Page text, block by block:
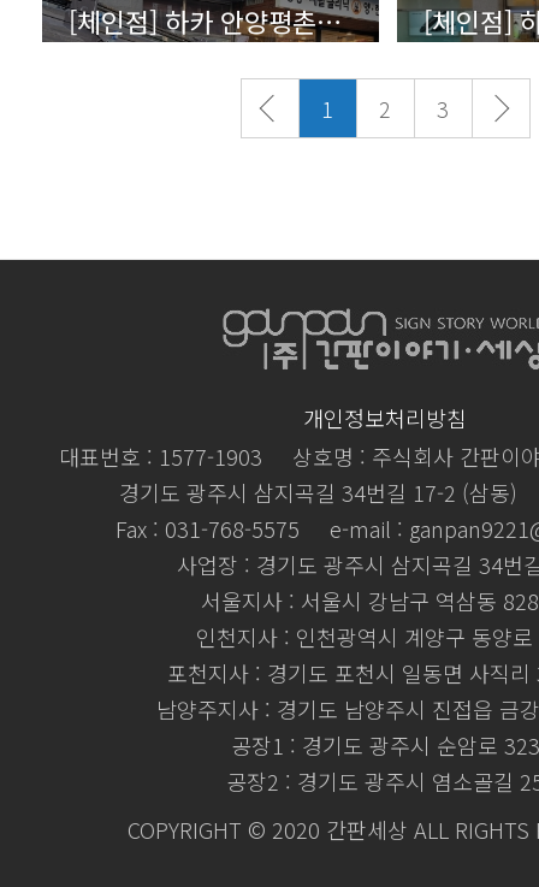
[체인점] 하카 안양평촌직영점 - 상세보기 (클릭)
1 2 3
개인정보처리방침
대표번호 : 1577-1903
상호명 : 주식회사 간판이
경기도 광주시 삼지곡길 34번길 17-2 (삼동)
Fax : 031-768-5575
e-mail :
사업장 : 경기도 광주시 삼지곡길 34번
서울지사 : 서울시 강남구 역삼동
인천지사 : 인천광역시 계양구 동양
포천지사 : 경기도 포천시 일동면 사직
남양주지사 : 경기도 남양주시 진접읍 금
공장1 : 경기도 광주시 순암로 323
공장2 : 경기도 광주시 염소골길
COPYRIGHT © 2020 간판세상 ALL RIGHTS